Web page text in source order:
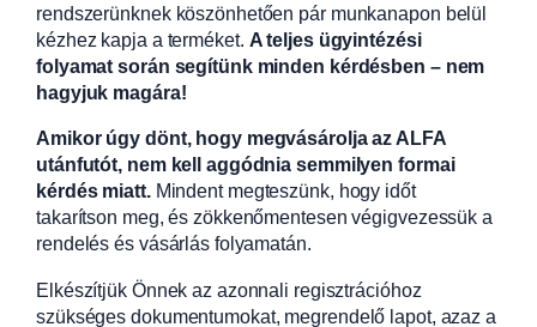
rendszerünknek köszönhetően pár munkanapon belül
kézhez kapja a terméket. A teljes ügyintézési
folyamat során segítünk minden kérdésben – nem
hagyjuk magára!
Amikor úgy dönt, hogy megvásárolja az ALFA
utánfutót, nem kell aggódnia semmilyen formai
kérdés miatt. Mindent megteszünk, hogy időt
takarítson meg, és zökkenőmentesen végigvezessük a
rendelés és vásárlás folyamatán.
Elkészítjük Önnek az azonnali regisztrációhoz
szükséges dokumentumokat, megrendelő lapot, azaz a